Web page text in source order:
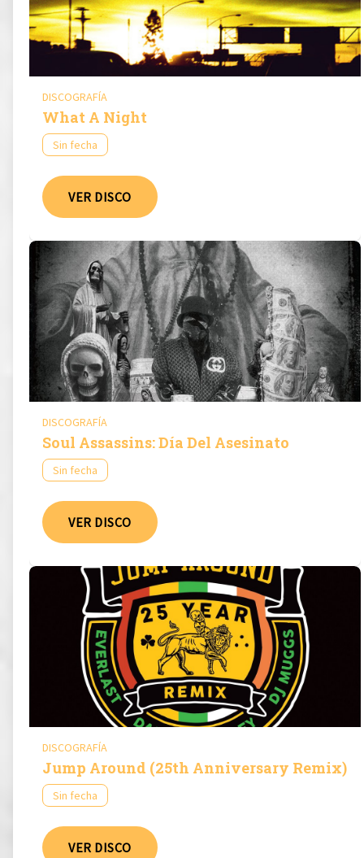
DISCOGRAFÍA
What A Night
Sin fecha
VER DISCO
DISCOGRAFÍA
Soul Assassins: Día Del Asesinato
Sin fecha
VER DISCO
DISCOGRAFÍA
Jump Around (25th Anniversary Remix)
Sin fecha
VER DISCO